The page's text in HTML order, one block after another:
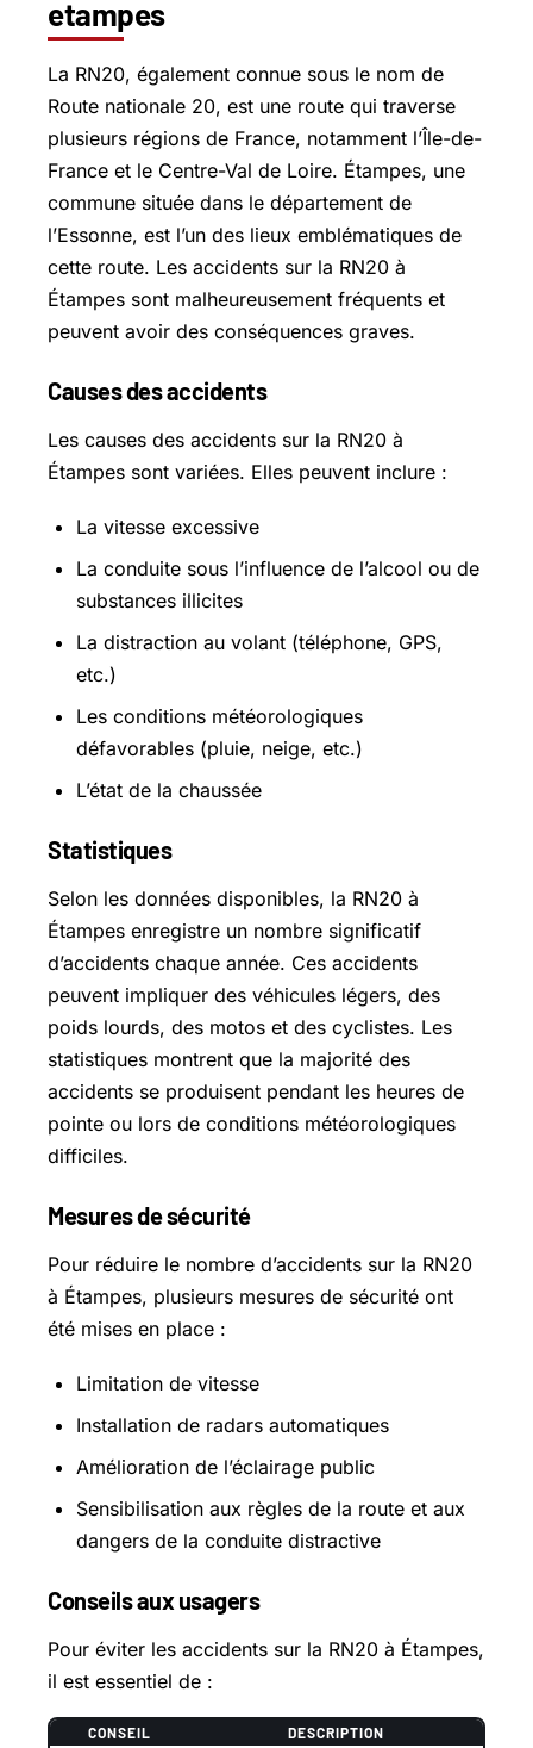
etampes
La RN20, également connue sous le nom de
Route nationale 20, est une route qui traverse
plusieurs régions de France, notamment l’Île-de-
France et le Centre-Val de Loire. Étampes, une
commune située dans le département de
l’Essonne, est l’un des lieux emblématiques de
cette route. Les accidents sur la RN20 à
Étampes sont malheureusement fréquents et
peuvent avoir des conséquences graves.
Causes des accidents
Les causes des accidents sur la RN20 à
Étampes sont variées. Elles peuvent inclure :
La vitesse excessive
La conduite sous l’influence de l’alcool ou de
substances illicites
La distraction au volant (téléphone, GPS,
etc.)
Les conditions météorologiques
défavorables (pluie, neige, etc.)
L’état de la chaussée
Statistiques
Selon les données disponibles, la RN20 à
Étampes enregistre un nombre significatif
d’accidents chaque année. Ces accidents
peuvent impliquer des véhicules légers, des
poids lourds, des motos et des cyclistes. Les
statistiques montrent que la majorité des
accidents se produisent pendant les heures de
pointe ou lors de conditions météorologiques
difficiles.
Mesures de sécurité
Pour réduire le nombre d’accidents sur la RN20
à Étampes, plusieurs mesures de sécurité ont
été mises en place :
Limitation de vitesse
Installation de radars automatiques
Amélioration de l’éclairage public
Sensibilisation aux règles de la route et aux
dangers de la conduite distractive
Conseils aux usagers
Pour éviter les accidents sur la RN20 à Étampes,
il est essentiel de :
CONSEIL DESCRIPTION